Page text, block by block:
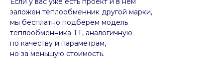
заложен теплообменник другой марки,
мы бесплатно подберем модель
теплообменника ТТ, аналогичную
по качеству и параметрам,
но за меньшую стоимость.